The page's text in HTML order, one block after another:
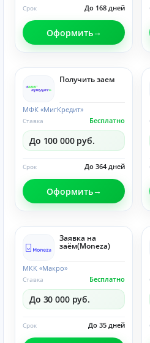
До 168 дней
Срок
Оформить
Получить заем
МФК «МигКредит»
Бесплатно
Ставка
До 100 000 руб.
До 364 дней
Срок
Оформить
Заявка на
заём(Moneza)
МКК «Макро»
Бесплатно
Ставка
До 30 000 руб.
До 35 дней
Срок